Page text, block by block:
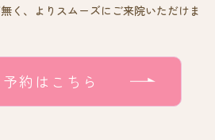
く、よりスムーズにご来院いただけま
約はこちら